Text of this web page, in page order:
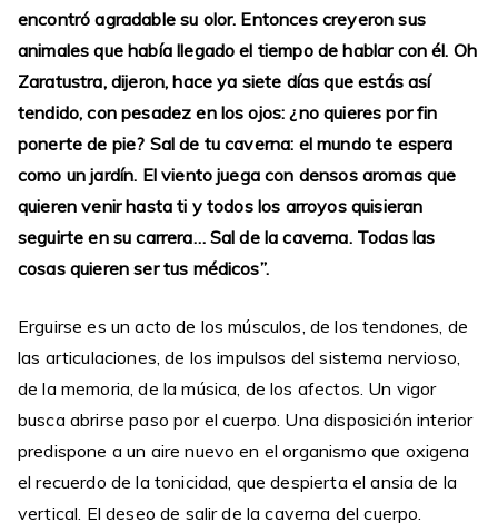
encontró agradable su olor. Entonces creyeron sus
animales que había llegado el tiempo de hablar con él. Oh
Zaratustra, dijeron, hace ya siete días que estás así
tendido, con pesadez en los ojos: ¿no quieres por fin
ponerte de pie? Sal de tu caverna: el mundo te espera
como un jardín. El viento juega con densos aromas que
quieren venir hasta ti y todos los arroyos quisieran
seguirte en su carrera… Sal de la caverna. Todas las
cosas quieren ser tus médicos”.
Erguirse es un acto de los músculos, de los tendones, de
las articulaciones, de los impulsos del sistema nervioso,
de la memoria, de la música, de los afectos. Un vigor
busca abrirse paso por el cuerpo. Una disposición interior
predispone a un aire nuevo en el organismo que oxigena
el recuerdo de la tonicidad, que despierta el ansia de la
vertical. El deseo de salir de la caverna del cuerpo.